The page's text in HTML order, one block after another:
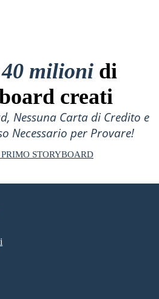
40 milioni di
creati
Nessuna Carta di Credito e
Necessario per Provare!
STORYBOARD